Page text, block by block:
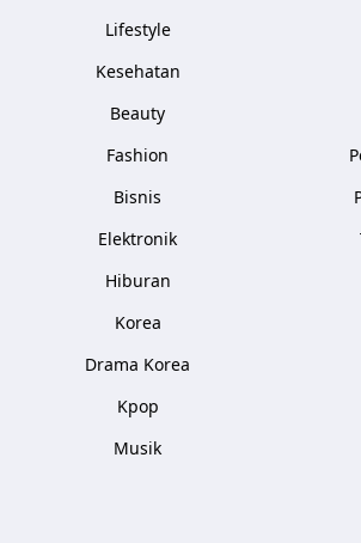
Lifestyle
Kesehatan
Beauty
Fashion
Bisnis
Elektronik
Hiburan
Korea
Drama Korea
Kpop
Musik